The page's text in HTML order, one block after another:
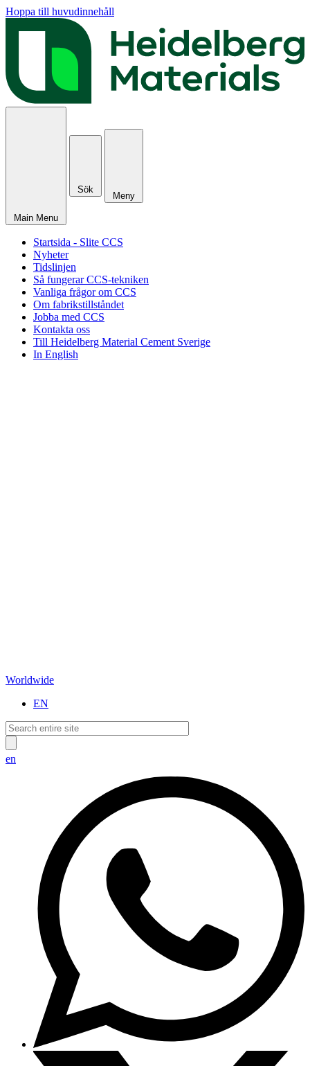
Hoppa till huvudinnehåll
Main Menu
Sök
Meny
Startsida - Slite CCS
Nyheter
Tidslinjen
Så fungerar CCS-tekniken
Vanliga frågor om CCS
Om fabrikstillståndet
Jobba med CCS
Kontakta oss
Till Heidelberg Material Cement Sverige
In English
Worldwide
EN
en